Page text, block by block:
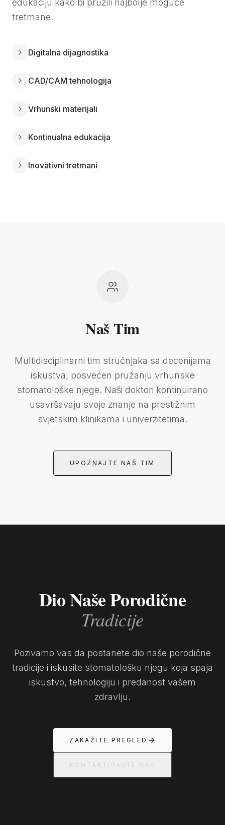
edukaciju kako bi pružili najbolje moguće
tretmane.
Digitalna dijagnostika
CAD/CAM tehnologija
Vrhunski materijali
Kontinualna edukacija
Inovativni tretmani
Naš Tim
Multidisciplinarni tim stručnjaka sa decenijama
iskustva, posvećen pružanju vrhunske
stomatološke njege. Naši doktori kontinuirano
usavršavaju svoje znanje na prestižnim
svjetskim klinikama i univerzitetima.
UPOZNAJTE NAŠ TIM
Dio Naše Porodične
Tradicije
Pozivamo vas da postanete dio naše porodične
tradicije i iskusite stomatološku njegu koja spaja
iskustvo, tehnologiju i predanost vašem
zdravlju.
ZAKAŽITE PREGLED
KONTAKTIRAJTE NAS